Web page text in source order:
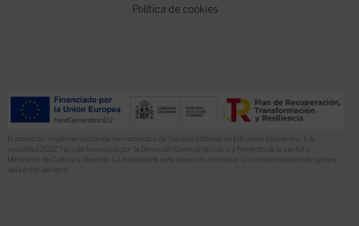
Política de cookies
El proyecto “Implementación de herramientas de Gestión Editorial en Ediciones Encuentro, S.A.
anualidad 2022” ha sido financiado por la Dirección General del Libro y Fomento de la Lectura,
Ministerio de Cultura y Deporte. La finalidad de este apoyo es contribuir a la modernización de pymes
del sector del libro.